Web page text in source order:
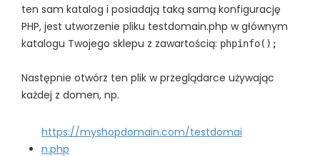
ten sam katalog i posiadają taką samą konfigurację
PHP, jest utworzenie pliku testdomain.php w głównym
katalogu Twojego sklepu z zawartością: phpinfo();
Następnie otwórz ten plik w przeglądarce używając
każdej z domen, np.
https://myshopdomain.com/testdomai
n.php